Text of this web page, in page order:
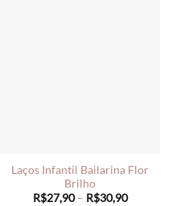
Laços Infantil Bailarina Flor
Brilho
R$27,90 – R$30,90Price